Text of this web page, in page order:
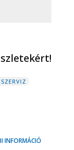
SZERVIZ
INFORMÁCIÓ